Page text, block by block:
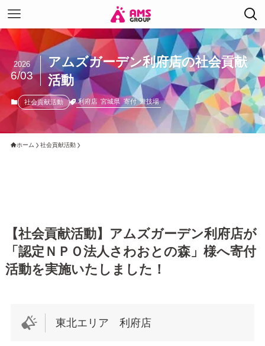
アムズガーデン利府店の社会貢献
活動
2026
6/03
社会貢献活動 利府店 宮城県 寄付 遊技場
ホーム 社会貢献活動
【社会貢献活動】アムズガーデン利府店が
「認定ＮＰＯ法人さわおとの森」様へ寄付
活動を実施いたしました！
東北エリア 利府店